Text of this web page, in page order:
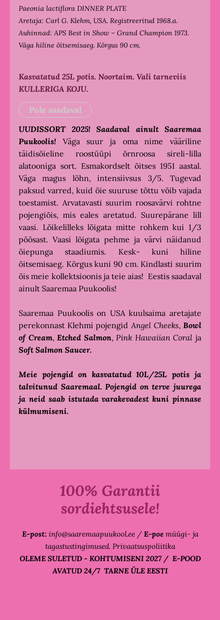
Paeonia lactiflora DINNER PLATE
Aretaja: Carl G. Klehm, USA. Registreeritud 1968.a.
Auhinnad: APS Best in Show – Grand Champion 1973.
Väga hiline õitsemisaeg. Kõrgus 90 cm.
Kasvatatud 25L potis. Noortaim. Vali tarneviis
KULLERIGA KOJU.
Pole saadaval
UUDISSORT 2025!
Saadaval ainult Saaremaa
Puukoolis! Väga suur ja oma nime vääriline
täidisõieline roostüüpi õrnroosa sireli-lilla
alatooniga sort. Esmakordselt õitses 1951 aastal.
Väga magus lõhn, intensiivsus 3/5. Tugevad
paksud varred, kuid õie suuruse tõttu võib vajada
toestamist. Arvatavasti suurim roosavärvi rohtne
pojengiõis, mis eales aretatud. Suurepärane lill
vaasi. Lõikelilleks lõigata mitte rohkem kui 1/3
põõsast. Vaasi lõigata pehme ja värvi näidanud
õiepunga staadiumis. Kesk- kuni hiline
õitsemisaeg. Kõrgus kuni 90 cm. Kindlasti suurim
õis meie kollektsioonis ja teie aias! Eestis saadaval
ainult Saaremaa Puukoolis!
Saaremaa Puukoolis on USA kuulsaima aretajate
perekonnast Klehmi pojengidAngel Cheeks,Bowl
of Cream,Etched Salmon,Pink Hawaiian Coral ja
Soft Salmon Saucer.
Meie pojengid on kasvatatud 10L/25L potis ja
talvitunud Saaremaal. Pojengid on terve juurega
ja neid saab istutada varakevadest kuni pinnase
külmumiseni.
100% Garantii
sordiehtsusele!
E-post: info@saaremaapuukool.ee/ E-poe müügi- ja
tagastustingimused. Privaatsuspoliitika
OLEME SULETUD - KOHTUMISENI 2027 / E-POOD
AVATUD 24/7 TARNE ÜLE EESTI